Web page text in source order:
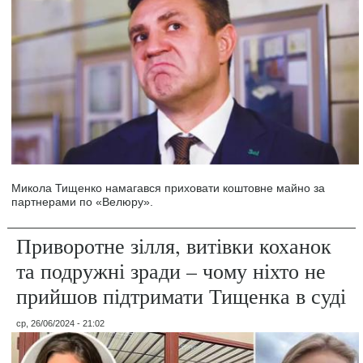
Микола Тищенко намагався приховати коштовне майно за
партнерами по «Велюру».
Приворотне зілля, витівки коханок
та подружні зради – чому ніхто не
прийшов підтримати Тищенка в суді
ср, 26/06/2024 - 21:02